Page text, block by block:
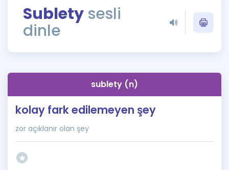
Rehberlik Aracı
ÖSYM Sınav Takvimi
İngilizce Gramer
Sublety sesli
dinle
sublety (n)
kolay fark edilemeyen şey
zor açıklanır olan şey